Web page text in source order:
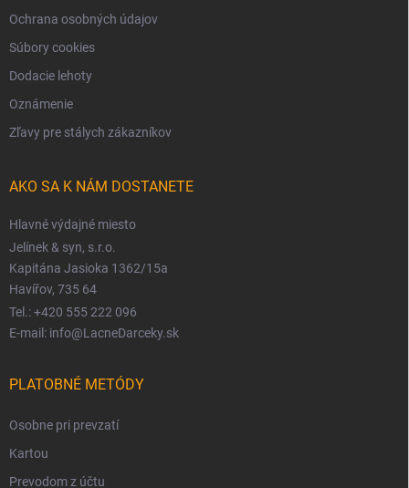
Ochrana osobných údajov
Súbory cookies
Dodacie lehoty
Oznámenie
Zľavy pre stálych zákazníkov
AKO SA K NÁM DOSTANETE
Hlavné výdajné miesto
Jelínek & syn, s.r.o.
Kapitána Jasioka 1362/15a
Havířov, 735 64
Tel.: +420 555 222 096
E-mail: info@LacneDarceky.sk
PLATOBNÉ METÓDY
Osobne pri prevzatí
Kartou
Prevodom z účtu